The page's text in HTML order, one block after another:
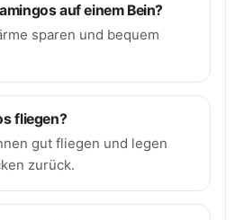
auf einem Bein?
sparen und bequem
fliegen?
gut fliegen und legen
zurück.